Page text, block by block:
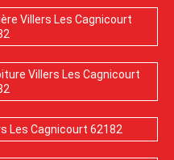
Villers Les Cagnicourt
Villers Les Cagnicourt
Les Cagnicourt 62182